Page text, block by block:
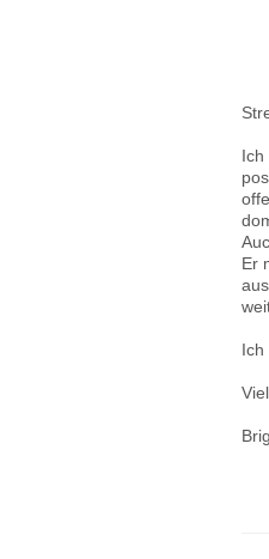
Ich
Er
Ich